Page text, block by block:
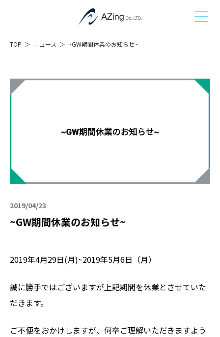
TOP ニュース ~GW期間休業のお知らせ~
2019/04/23
~GW期間休業のお知らせ~
2019年4月29日(月)~2019年5月6日（月）
誠に勝手ではございますが上記期間を休業とさせていた
だきます。
ご不便をおかけしますが、何卒ご理解いただきますよう